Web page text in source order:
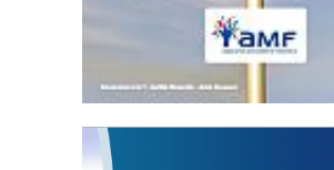
Statut de l’élu local
3 avril 2024